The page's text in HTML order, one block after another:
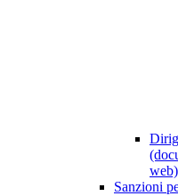
web)
Sanzioni